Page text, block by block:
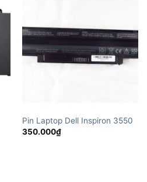
Pin Laptop Dell Inspiron 3550
350.000₫